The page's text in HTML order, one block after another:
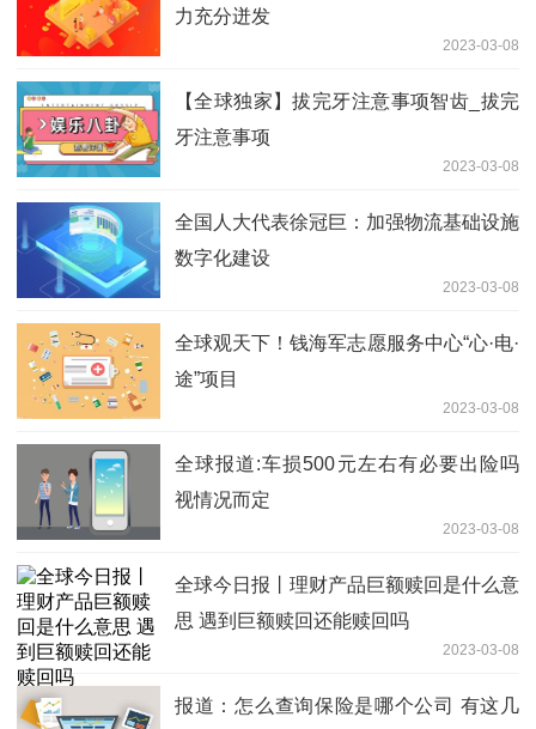
力充分迸发
2023-03-08
【全球独家】拔完牙注意事项智齿_拔完
牙注意事项
2023-03-08
全国人大代表徐冠巨：加强物流基础设施
数字化建设
2023-03-08
全球观天下！钱海军志愿服务中心“心·电·
途”项目
2023-03-08
全球报道:车损500元左右有必要出险吗
视情况而定
2023-03-08
全球今日报丨理财产品巨额赎回是什么意
思 遇到巨额赎回还能赎回吗
2023-03-08
报道：怎么查询保险是哪个公司 有这几